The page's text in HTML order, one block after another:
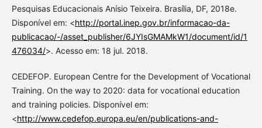
Pesquisas Educacionais Anísio Teixeira. Brasília, DF, 2018e.
Disponível em: <http://portal.inep.gov.br/informacao-da-
publicacao/-/asset_publisher/6JYIsGMAMkW1/document/id/1
476034/>. Acesso em: 18 jul. 2018.
CEDEFOP. European Centre for the Development of Vocational
Training. On the way to 2020: data for vocational education
and training policies. Disponível em:
<http://www.cedefop.europa.eu/en/publications-and-